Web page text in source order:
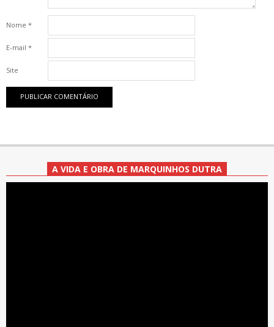
Nome *
E-mail *
Site
A VIDA E OBRA DE MARQUINHOS DUTRA